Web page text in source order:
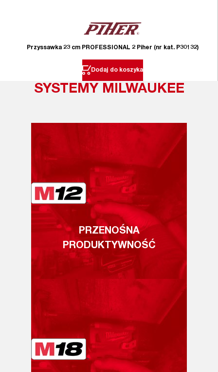
Przyssawka 23 cm PROFESSIONAL 2 Piher (nr kat. P30132)
Dodaj do koszyka
SYSTEMY MILWAUKEE
PRZENOŚNA
PRODUKTYWNOŚĆ